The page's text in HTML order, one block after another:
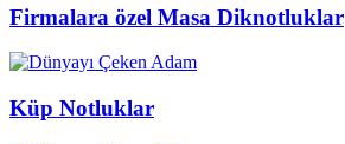
Firmalara özel Masa Diknotluklar
Küp Notluklar